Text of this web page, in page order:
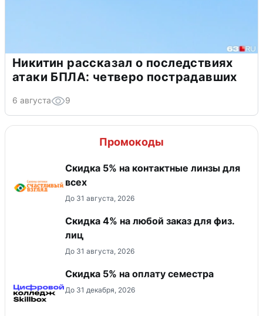
Никитин рассказал о последствиях
атаки БПЛА: четверо пострадавших
6 августа 9
Промокоды
Скидка 5% на контактные линзы для
всех
До 31 августа, 2026
Скидка 4% на любой заказ для физ.
лиц
До 31 августа, 2026
Скидка 5% на оплату семестра
До 31 декабря, 2026